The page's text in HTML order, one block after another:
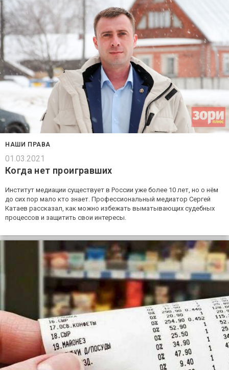
НАШИ ПРАВА
01.03.2021
Когда нет проигравших
Институт медиации существует в России уже более 10 лет, но о нём
до сих пор мало кто знает. Профессиональный медиатор Сергей
Катаев рассказал, как можно избежать выматывающих судебных
процессов и защитить свои интересы.